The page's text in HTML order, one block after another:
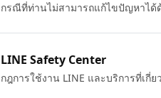
กรณีที่ท่านไม่สามารถแก้ไขปัญหาได้
LINE Safety Center
กฎการใช้งาน LINE และบริการที่เกี่